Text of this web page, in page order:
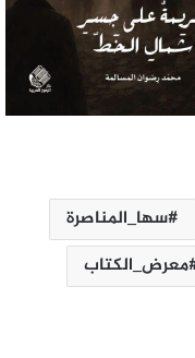
سها_المناصرة
معرض_الكتاب